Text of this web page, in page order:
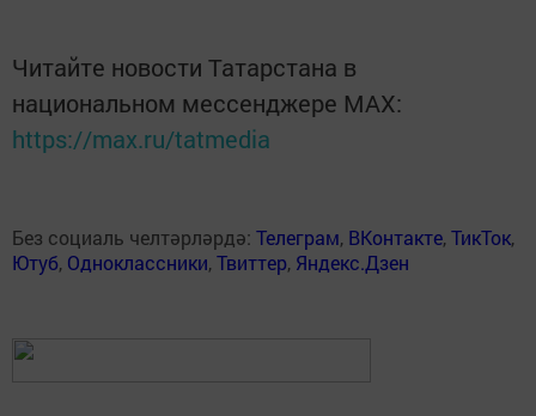
Читайте новости Татарстана в
национальном мессенджере MАХ:
https://max.ru/tatmedia
Без социаль челтәрләрдә: Телеграм, ВКонтакте,ТикТок,
Ютуб, Одноклассники,Твиттер, Яндекс.Дзен